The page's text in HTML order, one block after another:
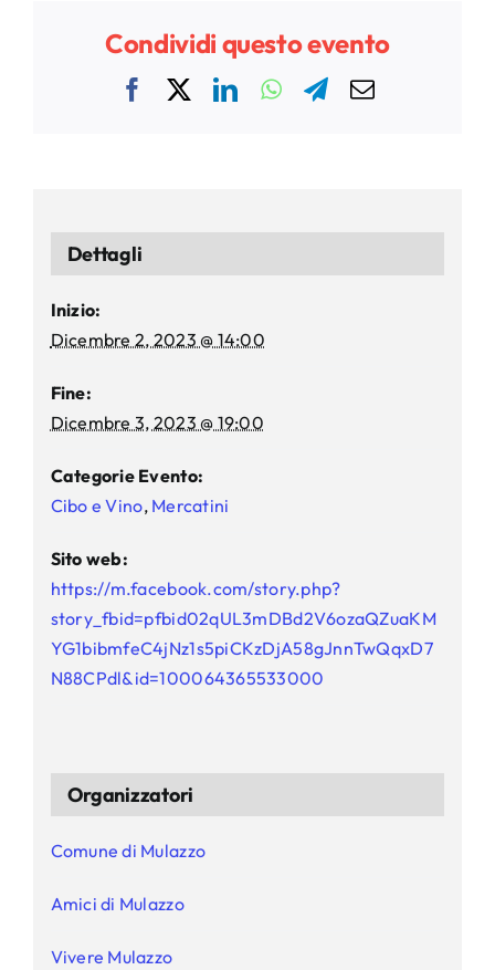
Condividi questo evento
FacebookLinkedInWhatsApp
Telegram
Email
Dettagli
Inizio:
Dicembre 2, 2023 @ 14:00
Fine:
Dicembre 3, 2023 @ 19:00
Categorie Evento:
Cibo e Vino, Mercatini
Sito web:
https://m.facebook.com/story.php?
story_fbid=pfbid02qUL3mDBd2V6ozaQZuaKM
YG1bibmfeC4jNz1s5piCKzDjA58gJnnTwQqxD7
N88CPdl&id=100064365533000
Organizzatori
Comune di Mulazzo
Amici di Mulazzo
Vivere Mulazzo